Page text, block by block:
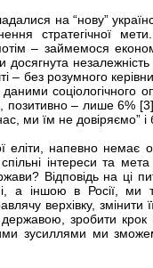
на “нову”
стратегічної
– займемося
незалежність
– без розумного
соціологічного
позитивно – лише 6%
ми їм не довіряємо”
еліти, напевно немає
інтереси та мета
Відповідь на ці
а іншою в Росії, ми
верхівку, змінити
зробити
зусиллями ми